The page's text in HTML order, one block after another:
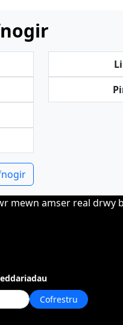
mewn amser real drwy
Cofrestru